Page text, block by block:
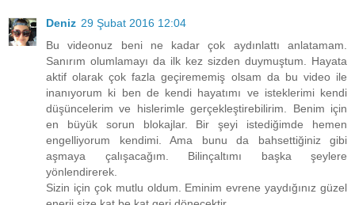
Deniz 29 Şubat 2016 12:04
Bu videonuz beni ne kadar çok aydınlattı anlatamam.
Sanırım olumlamayı da ilk kez sizden duymuştum. Hayata
aktif olarak çok fazla geçirememiş olsam da bu video ile
inanıyorum ki ben de kendi hayatımı ve isteklerimi kendi
düşüncelerim ve hislerimle gerçekleştirebilirim. Benim için
en büyük sorun blokajlar. Bir şeyi istediğimde hemen
engelliyorum kendimi. Ama bunu da bahsettiğiniz gibi
aşmaya çalışacağım. Bilinçaltımı başka şeylere
yönlendirerek.
Sizin için çok mutlu oldum. Eminim evrene yaydığınız güzel